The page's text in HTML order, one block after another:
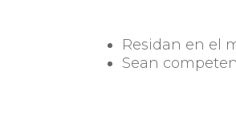
Residan en el
Sean